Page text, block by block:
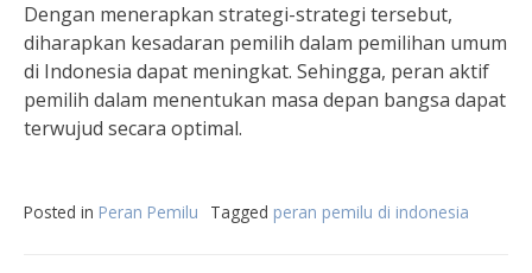
Dengan menerapkan strategi-strategi tersebut,
diharapkan kesadaran pemilih dalam pemilihan umum
di Indonesia dapat meningkat. Sehingga, peran aktif
pemilih dalam menentukan masa depan bangsa dapat
terwujud secara optimal.
Posted in Peran Pemilu Tagged peran pemilu di indonesia